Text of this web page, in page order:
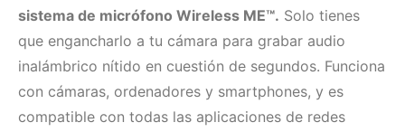
sistema de micrófono Wireless ME™. Solo tienes
que engancharlo a tu cámara para grabar audio
inalámbrico nítido en cuestión de segundos. Funciona
con cámaras, ordenadores y smartphones, y es
compatible con todas las aplicaciones de redes